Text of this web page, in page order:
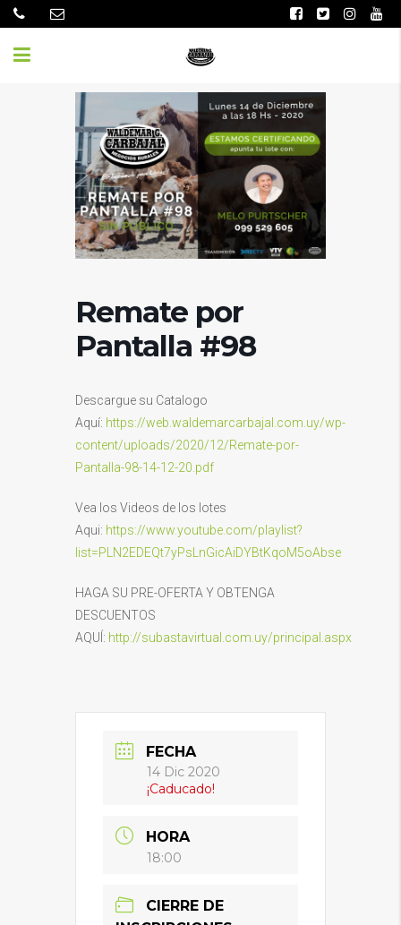
Remate por
Pantalla #98
Descargue su Catalogo
Aquí: https://web.waldemarcarbajal.com.uy/wp-
content/uploads/2020/12/Remate-por-
Pantalla-98-14-12-20.pdf
Vea los Videos de los lotes
Aqui: https://www.youtube.com/playlist?
list=PLN2EDEQt7yPsLnGicAiDYBtKqoM5oAbse
HAGA SU PRE-OFERTA Y OBTENGA
DESCUENTOS
AQUÍ: http://subastavirtual.com.uy/principal.aspx
FECHA
14 Dic 2020
¡Caducado!
HORA
18:00
CIERRE DE